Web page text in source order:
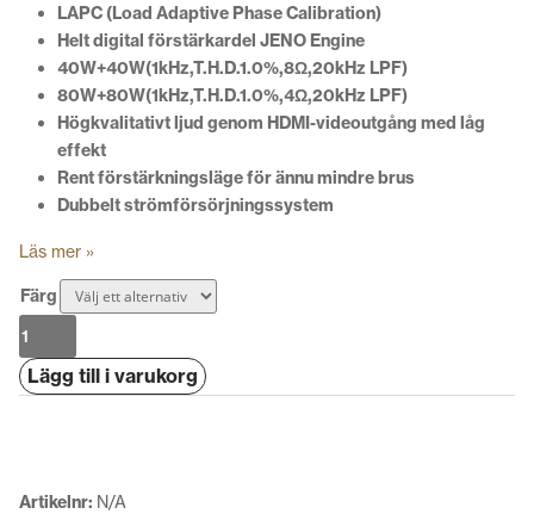
LAPC (Load Adaptive Phase Calibration)
Helt digital förstärkardel JENO Engine
40W+40W(1kHz,T.H.D.1.0%,8Ω,20kHz LPF)
80W+80W(1kHz,T.H.D.1.0%,4Ω,20kHz LPF)
Högkvalitativt ljud genom HDMI-videoutgång med låg
effekt
Rent förstärkningsläge för ännu mindre brus
Dubbelt strömförsörjningssystem
Läs mer »
Färg
Technics
SU-
GX70
Lägg till i varukorg
Artikelnr: N/A